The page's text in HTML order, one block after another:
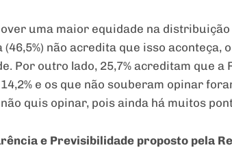
uma maior equidade na
não acredita que isso
Por outro lado, 25,7% acreditam que
e os que não souberam opinar
quis opinar, pois ainda há muitos
e Previsibilidade proposto pela